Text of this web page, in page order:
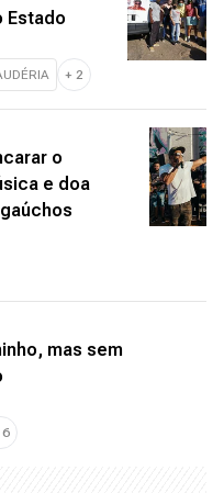
Estado
+ 2
o
e doa
mas sem
6